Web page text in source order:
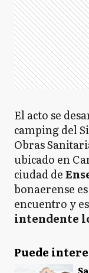
El acto se
camping del
Obras
ubicado en
ciudad de
bonaerense
encuentro y
intendente
Puede